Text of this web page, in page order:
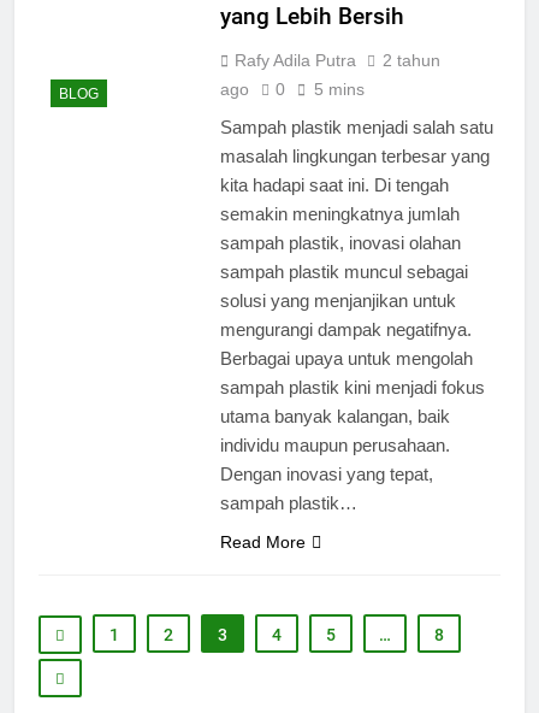
BLOG
yang Lebih Bersih
Rafy Adila Putra
2 tahun
ago
0 5 mins
Sampah plastik menjadi salah satu
masalah lingkungan terbesar yang
kita hadapi saat ini. Di tengah
semakin meningkatnya jumlah
sampah plastik, inovasi olahan
sampah plastik muncul sebagai
solusi yang menjanjikan untuk
mengurangi dampak negatifnya.
Berbagai upaya untuk mengolah
sampah plastik kini menjadi fokus
utama banyak kalangan, baik
individu maupun perusahaan.
Dengan inovasi yang tepat,
sampah plastik…
Read More
1 2 3 4 5 … 8